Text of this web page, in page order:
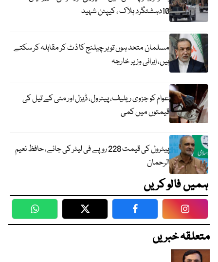
10دہشتگرد ہلاک ، کیپٹن شہید
مسلمان متحد ہوں تو ہر چیلنج کا ڈٹ کر مقابلہ کر سکتے
ہیں، ایرانی وزیر خارجہ
عوام کو جزوی ریلیف، پیٹرول، ڈیزل اور مٹی کے تیل کی
قیمتوں میں کمی
پیٹرول کی قیمت 228 روپے فی لیٹر کی جائے، حافظ نعیم
الرحمان
ہمیں فالو کریں
WhatsApp Twitter Facebook
متعلقہ خبریں